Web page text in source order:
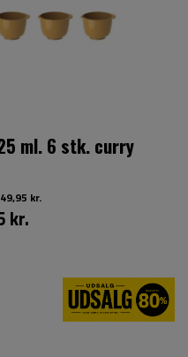
ml. 6 stk. curry
kr.
kr.